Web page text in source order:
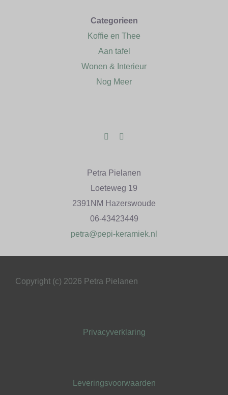
Categorieen
Koffie en Thee
Aan tafel
Wonen & Interieur
Nog Meer
Petra Pielanen
Loeteweg 19
2391NM Hazerswoude
06-43423449
petra@pepi-keramiek.nl
Copyright (c) 2026 Petra Pielanen
Privacyverklaring
Leveringsvoorwaarden